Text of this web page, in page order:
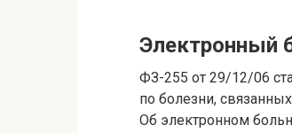
Электронный
ФЗ-255 от 29/12/06
по болезни,
Об электронном